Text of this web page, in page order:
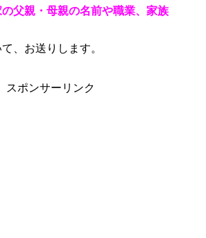
父親・母親の名前や職業、家族
、お送りします。
スポンサーリンク